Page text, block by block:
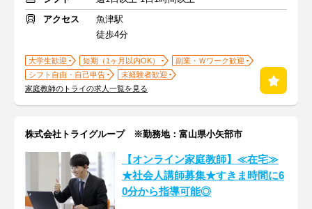
アクセス
魚津駅
徒歩4分
大学生歓迎 短期（1ヶ月以内OK）
副業・Ｗワーク歓迎
シフト自由・自己申告
未経験者歓迎
家庭教師のトライの求人一覧を見る
株式会社トライグループ ※勤務地：富山県小矢部市
【オンライン家庭教師】≪在宅≫
★社会人講師募集★すきま時間に6
0分から指導可能◎